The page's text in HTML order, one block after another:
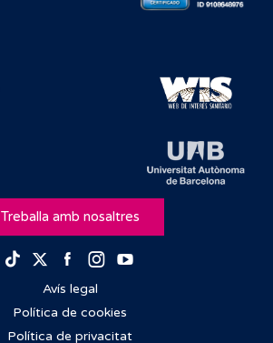
Treballa amb nosaltres
TikTokTwitterFacebook
Instagram
Avís legal
Política de cookies
Política de privacitat